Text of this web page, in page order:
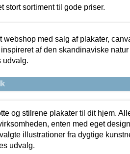
stort sortiment til gode priser.
webshop med salg af plakater,
af den skandinaviske natur
udvalg.
og stilrene plakater til dit hjem.
enten med eget design
illustrationer fra dygtige
udvalg.